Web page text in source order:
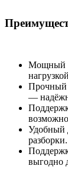
Мощный
Прочный
—
Удобный
разборки.
выгодно